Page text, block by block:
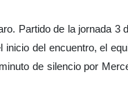
Partido de la jornada 3
del encuentro, el
de silencio por